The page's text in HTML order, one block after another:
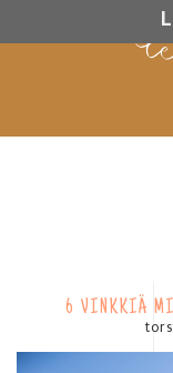
6 VINKKIÄ